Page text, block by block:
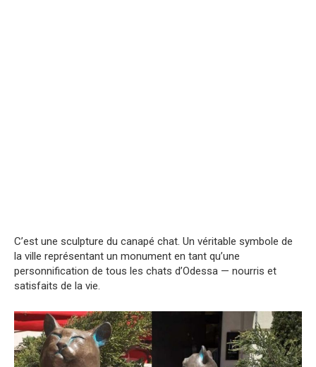
C’est une sculpture du canapé chat. Un véritable symbole de
la ville représentant un monument en tant qu’une
personnification de tous les chats d’Odessa — nourris et
satisfaits de la vie.